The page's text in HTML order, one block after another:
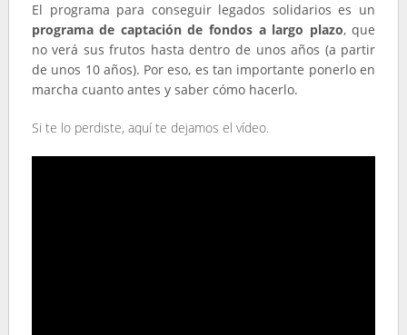
El programa para conseguir legados solidarios es un
programa de captación de fondos a largo plazo, que
no verá sus frutos hasta dentro de unos años (a partir
de unos 10 años). Por eso, es tan importante ponerlo en
marcha cuanto antes y saber cómo hacerlo.
Si te lo perdiste, aquí te dejamos el vídeo.